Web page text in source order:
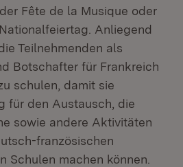
Fête de la Musique oder
Anliegend
Teilnehmenden als
Botschafter für Frankreich
schulen, damit sie
für den Austausch, die
sowie andere Aktivitäten
französischen
Schulen machen können.